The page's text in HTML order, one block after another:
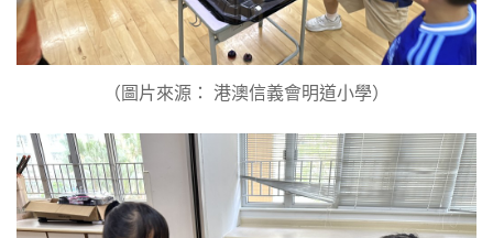
（圖片來源： 港澳信義會明道小學）